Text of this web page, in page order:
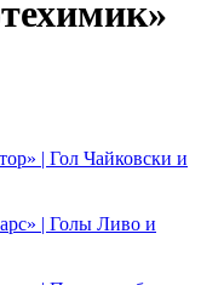
| Гол Чайковски и
| Голы Ливо и